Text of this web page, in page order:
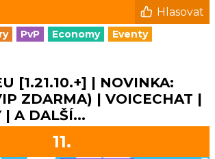
Hlasovat
PvP Economy Eventy
[1.21.10.+] | NOVINKA:
ZDARMA) | VOICECHAT |
| A DALŠÍ...
11.